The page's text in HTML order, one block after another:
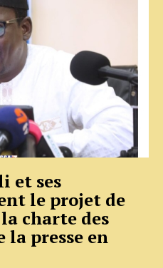
et ses
le projet de
charte des
la presse en